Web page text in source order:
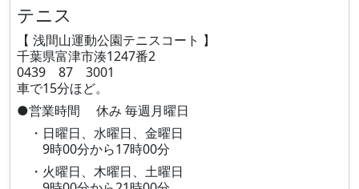
テニス
【 浅間山運動公園テニスコート 】
千葉県富津市湊1247番2
0439 87 3001
車で15分ほど。
●営業時間 休み 毎週月曜日
・日曜日、水曜日、金曜日
9時00分から17時00分
・火曜日、木曜日、土曜日